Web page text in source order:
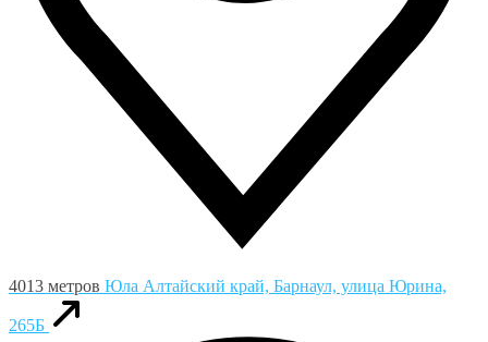
4013 метров Юла Алтайский край, Барнаул, улица Юрина,
265Б